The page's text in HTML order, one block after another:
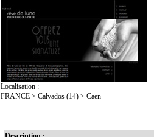
Localisation :
FRANCE > Calvados (14) > Caen